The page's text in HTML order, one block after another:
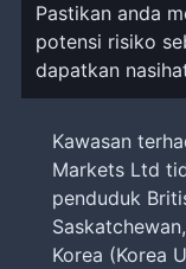
Pastikan anda
potensi risiko
dapatkan
Kawasan
Markets Ltd
penduduk
Korea (Korea